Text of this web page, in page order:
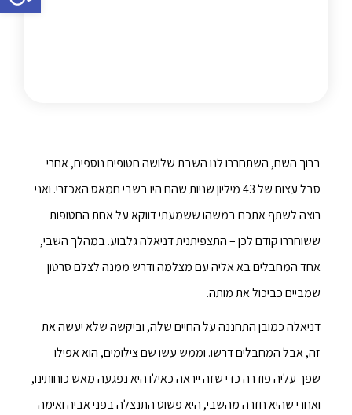
ברוך השם, השתחררו לנו השבת שלושה חטופים נוספים, אחרי
סבל עצום של 43 מיליון שניות שהם היו בשבי חמאס האכזרי. ואני
רוצה לשתף אתכם במשהו ששמעתי דווקא על אחת החטופות
ששוחררו קודם לכן – התצפיתנית דניאלה גלבוע. במהלך השבי,
אחד המחבלים בא אליה עם מצלמה ודרש ממנה לצלם סרטון
שמביים כביכול את מותה.
דניאלה כמובן התחננה על החיים שלה, וביקשה שלא יעשה את
זה, אבל המחבלים דרשו. וממש עשו שם צילומים, הוא אפילו
שפך עליה פודרה כדי שזה ייראה כאילו היא נפגעה מאש כוחותינו,
ואחרי שהיא חזרה מהשבי, היא פשוט התנצלה בפני אביה ואימה